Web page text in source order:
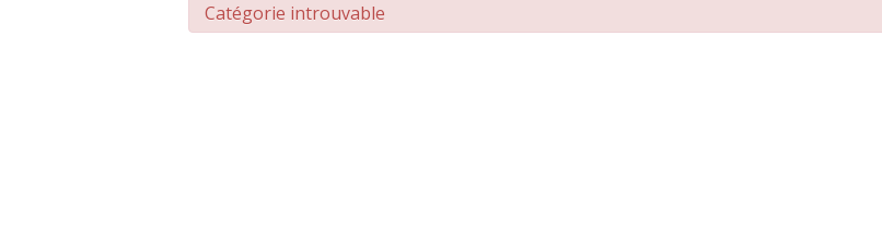
Catégorie introuvable